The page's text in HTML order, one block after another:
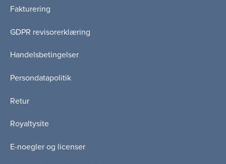
Fakturering
GDPR revisorerklæring
Handelsbetingelser
Persondatapolitik
Retur
Royaltysite
E-noegler og licenser